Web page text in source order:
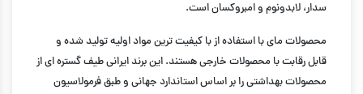
سدار، لابدونوم و امبروکسان است.
محصولات مای با استفاده از با کیفیت ترین مواد اولیه تولید شده و
قابل رقابت با محصولات خارجی هستند. این برند ایرانی طیف گستره ای از
محصولات بهداشتی را بر اساس استاندارد جهانی و طبق فرمولاسیون